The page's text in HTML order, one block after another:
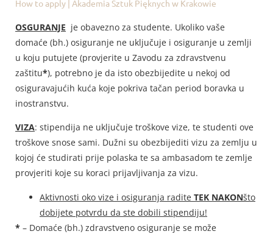
How to apply | Akademia Sztuk Pięknych w Krakowie
OSGURANJE je obavezno za studente. Ukoliko vaše
domaće (bh.) osiguranje ne uključuje i osiguranje u zemlji
u koju putujete (provjerite u Zavodu za zdravstvenu
zaštitu*), potrebno je da isto obezbijedite u nekoj od
osiguravajućih kuća koje pokriva tačan period boravka u
inostranstvu.
VIZA: stipendija ne uključuje troškove vize, te studenti ove
troškove snose sami. Dužni su obezbijediti vizu za zemlju u
kojoj će studirati prije polaska te sa ambasadom te zemlje
provjeriti koje su koraci prijavljivanja za vizu.
Aktivnosti oko vize i osiguranja radite TEK NAKONšto
dobijete potvrdu da ste dobili stipendiju!
* – Domaće (bh.) zdravstveno osiguranje se može